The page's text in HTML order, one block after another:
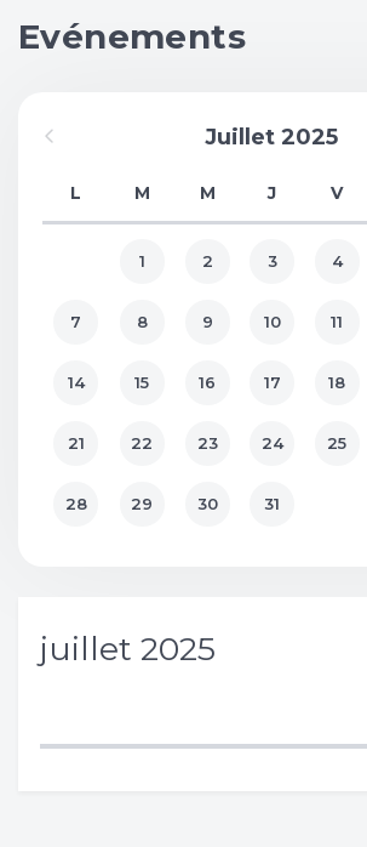
Evénements
Juillet 2025
L M M J V
1 2 3 4
7 8 9 10 11
14 15 16 17 18
21 22 23 24 25
28 29 30 31
juillet 2025